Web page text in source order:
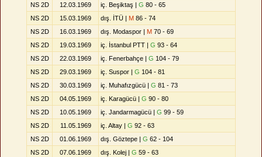
NS 2D
12.03.1969 iç. Beşiktaş | G 80 - 65
NS 2D
15.03.1969 dış. İTÜ | M 86 - 74
NS 2D
16.03.1969 dış. Modaspor | M 70 - 69
NS 2D
19.03.1969 iç. İstanbul PTT | G 93 - 64
NS 2D
22.03.1969 iç. Fenerbahçe | G 104 - 79
NS 2D
29.03.1969 iç. Suspor | G 104 - 81
NS 2D
30.03.1969 iç. Muhafızgücü | G 81 - 73
NS 2D
04.05.1969 iç. Karagücü | G 90 - 80
NS 2D
10.05.1969 iç. Jandarmagücü | G 99 - 59
NS 2D
11.05.1969 iç. Altay | G 92 - 63
NS 2D
01.06.1969 dış. Göztepe | G 62 - 104
NS 2D
07.06.1969 dış. Kolej | G 59 - 63